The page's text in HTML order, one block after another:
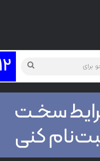
جستجو
برای